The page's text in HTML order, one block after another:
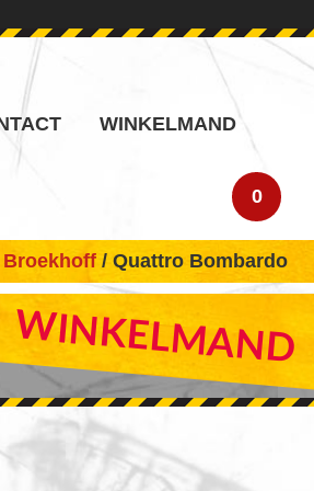
WINKELMAND
0
Broekhoff / Quattro Bombardo
WINKELMAND